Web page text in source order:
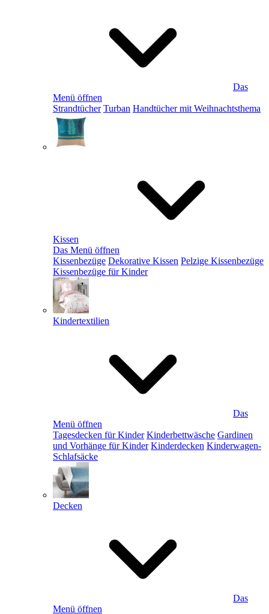
Das
Menü öffnen
Strandtücher Turban Handtücher mit Weihnachtsthema
Kissen
Das Menü öffnen
Kissenbezüge Dekorative Kissen Pelzige Kissenbezüge
Kissenbezüge für Kinder
Kindertextilien
Das
Menü öffnen
Tagesdecken für Kinder Kinderbettwäsche Gardinen
und Vorhänge für Kinder Kinderdecken Kinderwagen-
Schlafsäcke
Decken
Das
Menü öffnen